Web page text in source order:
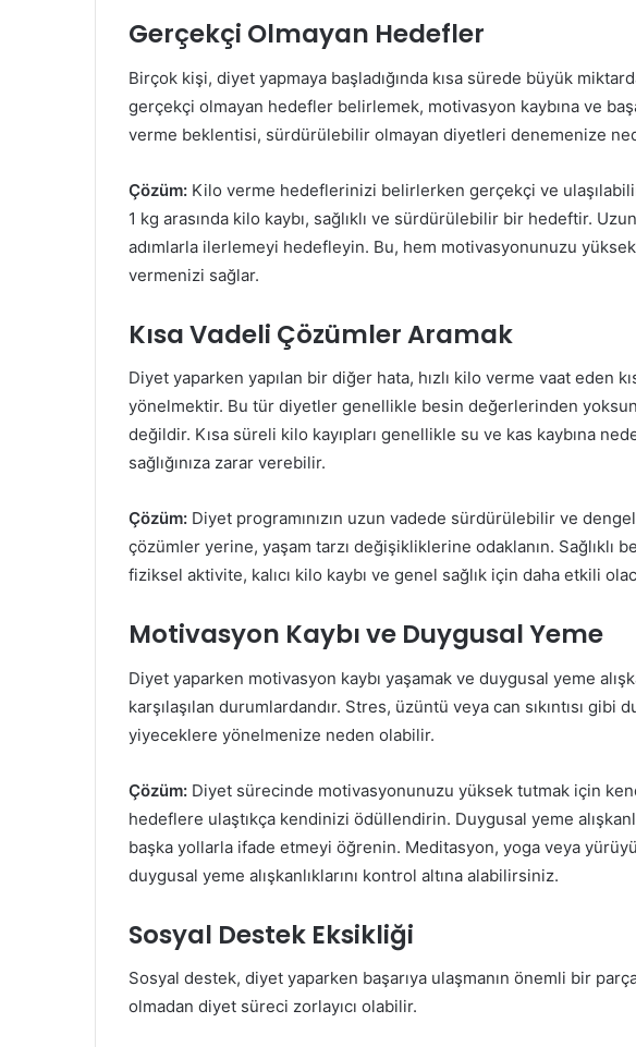
Gerçekçi Olmayan Hedefler
Birçok kişi, diyet yapmaya başladığında kısa sürede büyük
gerçekçi olmayan hedefler belirlemek, motivasyon kaybına ve
verme beklentisi, sürdürülebilir olmayan diyetleri denemenize
Çözüm: Kilo verme hedeflerinizi belirlerken gerçekçi ve
1 kg arasında kilo kaybı, sağlıklı ve sürdürülebilir bir hedeftir.
adımlarla ilerlemeyi hedefleyin. Bu, hem motivasyonunuzu
vermenizi sağlar.
Kısa Vadeli Çözümler Aramak
Diyet yaparken yapılan bir diğer hata, hızlı kilo verme vaat eden
yönelmektir. Bu tür diyetler genellikle besin değerlerinden
değildir. Kısa süreli kilo kayıpları genellikle su ve kas kaybına
sağlığınıza zarar verebilir.
Çözüm: Diyet programınızın uzun vadede sürdürülebilir ve
çözümler yerine, yaşam tarzı değişikliklerine odaklanın. Sağlıklı
fiziksel aktivite, kalıcı kilo kaybı ve genel sağlık için daha etkili
Motivasyon Kaybı ve Duygusal Yeme
Diyet yaparken motivasyon kaybı yaşamak ve duygusal yeme
karşılaşılan durumlardandır. Stres, üzüntü veya can sıkıntısı gibi
yiyeceklere yönelmenize neden olabilir.
Çözüm: Diyet sürecinde motivasyonunuzu yüksek tutmak için
hedeflere ulaştıkça kendinizi ödüllendirin. Duygusal yeme
başka yollarla ifade etmeyi öğrenin. Meditasyon, yoga veya
duygusal yeme alışkanlıklarını kontrol altına alabilirsiniz.
Sosyal Destek Eksikliği
Sosyal destek, diyet yaparken başarıya ulaşmanın önemli bir
olmadan diyet süreci zorlayıcı olabilir.